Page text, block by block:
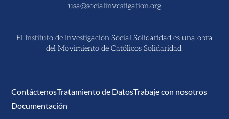
usa@socialinvestigation.org
El Instituto de Investigación Social Solidaridad es una obra
del Movimiento de Católicos Solidaridad.
ContáctenosTratamiento de DatosTrabaje con nosotros
Documentación